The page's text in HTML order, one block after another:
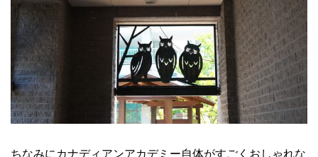
ちなみにカナディアンアカデミー自体がすごくおしゃれな